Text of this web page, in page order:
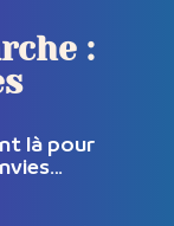
:
là pour